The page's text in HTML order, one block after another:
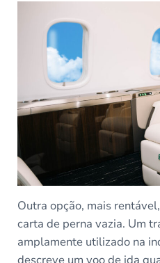
Outra opção, mais
carta de perna vazia. Um
amplamente utilizado na
descreve um voo de ida